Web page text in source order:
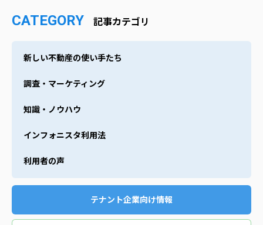
CATEGORY 記事カテゴリ
新しい不動産の使い手たち
調査・マーケティング
知識・ノウハウ
インフォニスタ利用法
利用者の声
テナント企業向け情報